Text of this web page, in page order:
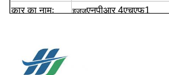
कार का नामः
इज़ुज़ुएनपीआर 4एचएफ1